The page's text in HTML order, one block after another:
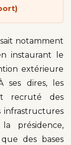
notamment
instaurant le
extérieure
dires, les
recruté des
infrastructures
présidence,
des bases